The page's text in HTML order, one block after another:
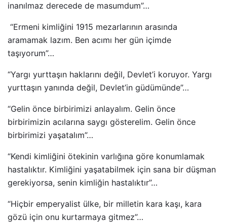
inanılmaz derecede de masumdum”…
“Ermeni kimliğini 1915 mezarlarının arasında
aramamak lazım. Ben acımı her gün içimde
taşıyorum”…
“Yargı yurttaşın haklarını değil, Devlet’i koruyor. Yargı
yurttaşın yanında değil, Devlet’in güdümünde”…
“Gelin önce birbirimizi anlayalım. Gelin önce
birbirimizin acılarına saygı gösterelim. Gelin önce
birbirimizi yaşatalım”…
“Kendi kimliğini ötekinin varlığına göre konumlamak
hastalıktır. Kimliğini yaşatabilmek için sana bir düşman
gerekiyorsa, senin kimliğin hastalıktır”…
“Hiçbir emperyalist ülke, bir milletin kara kaşı, kara
gözü için onu kurtarmaya gitmez”…